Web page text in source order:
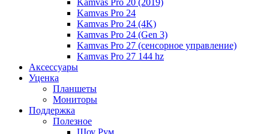
Kamvas Pro 20 (2019)
Kamvas Pro 24
Kamvas Pro 24 (4K)
Kamvas Pro 24 (Gen 3)
Kamvas Pro 27 (сенсорное управление)
Kamvas Pro 27 144 hz
Аксессуары
Уценка
Планшеты
Мониторы
Поддержка
Полезное